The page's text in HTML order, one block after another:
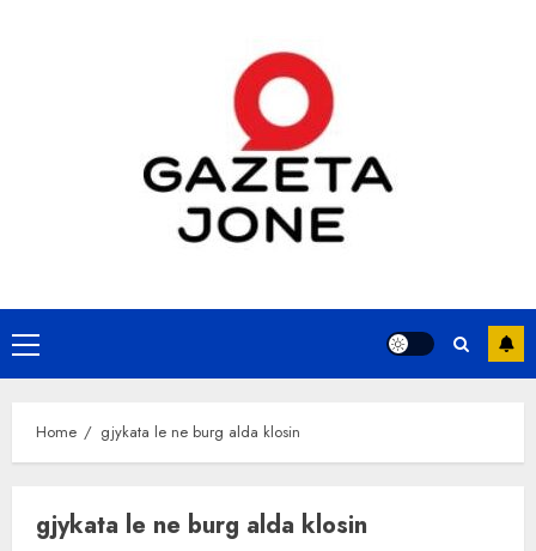
Primary
Menu
Home gjykata le ne burg alda klosin
gjykata le ne burg alda klosin